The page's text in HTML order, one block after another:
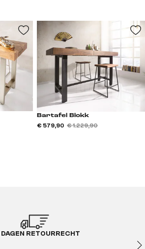
Bartafel Blokk
€ 579,90 € 1.229,90
RETOURRECHT